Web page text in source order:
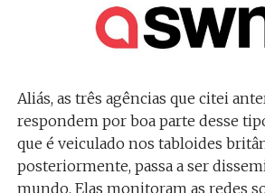
Aliás, as três agências que citei
respondem por boa parte desse
que é veiculado nos tabloides
posteriormente, passa a ser
mundo. Elas monitoram as redes